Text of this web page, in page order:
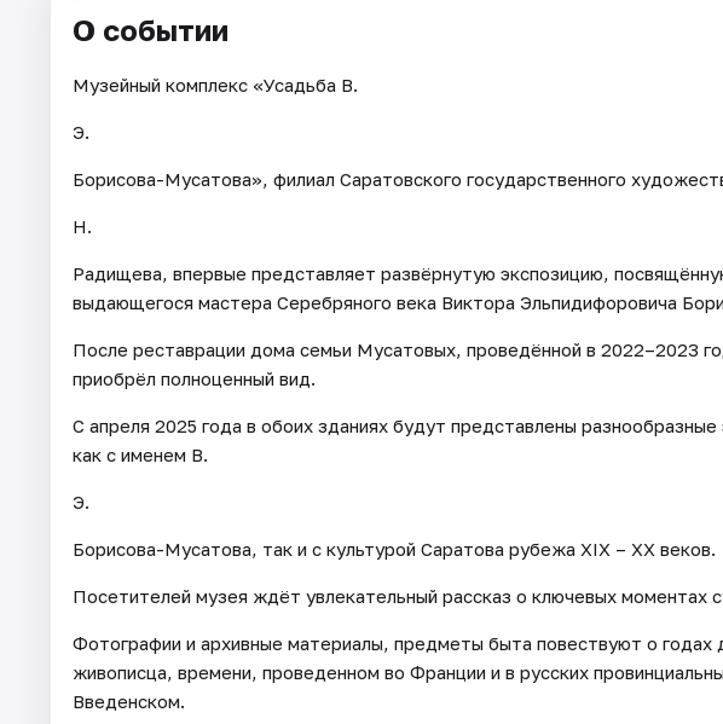
О событии
Музейный комплекс «Усадьба В.
Э.
Борисова-Мусатова», филиал Саратовского государственного
Н.
Радищева, впервые представляет развёрнутую экспозицию,
выдающегося мастера Серебряного века Виктора Эльпидифоровича
После реставрации дома семьи Мусатовых, проведённой в 2022–2023
приобрёл полноценный вид.
С апреля 2025 года в обоих зданиях будут представлены
как с именем В.
Э.
Борисова-Мусатова, так и с культурой Саратова рубежа XIХ – ХХ веков.
Посетителей музея ждёт увлекательный рассказ о ключевых моментах
Фотографии и архивные материалы, предметы быта повествуют о годах
живописца, времени, проведенном во Франции и в русских
Введенском.